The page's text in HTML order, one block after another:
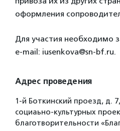
оформления
Для участия необходимо
e-mail: iusenkova@sn-bf.ru.
Адрес проведения
1-й Боткинский проезд, д.
социаьно-культурных
благотворительности